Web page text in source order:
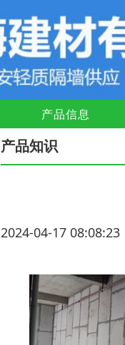
产品信息
产品知识
2024-04-17